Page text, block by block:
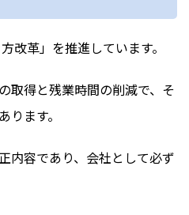
改革」を推進しています。
取得と残業時間の削減で、そ
ます。
内容であり、会社として必ず